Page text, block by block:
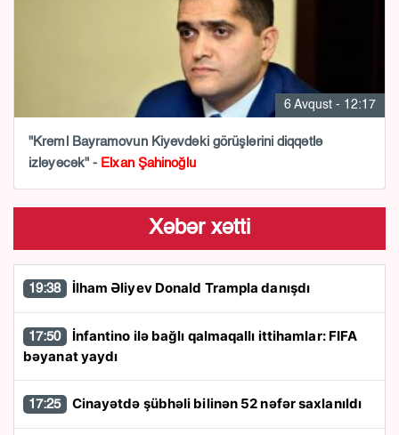
6 Avqust - 12:17
"Kreml Bayramovun Kiyevdəki görüşlərini diqqətlə
izləyəcək" - Elxan Şahinoğlu
Xəbər xətti
19:38 İlham Əliyev Donald Trampla danışdı
17:50
bəyanat yaydı
17:25 Cinayətdə şübhəli bilinən 52 nəfər saxlanıldı